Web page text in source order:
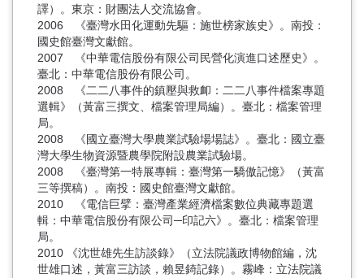
譯）。東京：財團法人交流協會。
2006 《臺灣水田化運動先驅：施世榜家族史》。南投：
國史館臺灣文獻館。
2007 《中華電信股份有限公司民營化演進口述歷史》。
臺北：中華電信股份有限公司。
2008 《二二八事件的鎮壓與救卹：二二八事件檔案專題
選輯》（黃富三撰文、檔案管理局編）。臺北：檔案管理
局。
2008 《國立臺灣大學農業試驗場場誌》。臺北：國立臺
灣大學生物資源暨農學院附設農業試驗場。
2008 《臺灣第一特展專輯：臺灣第一驕傲記憶》（黃富
三等撰稿）。南投：國史館臺灣文獻館。
2010 《電信巨擘：臺灣產業經濟檔案數位典藏專題選
輯：中華電信股份有限公司─印記六》。臺北：檔案管理
局。
2010 《沈世雄先生訪談錄》（立法院議政博物館編，沈
世雄口述，黃富三訪談，賴昱錡記錄）。霧峰：立法院議